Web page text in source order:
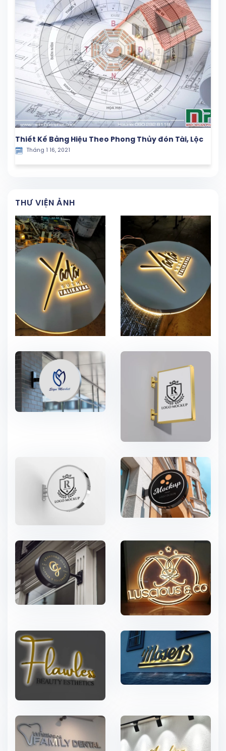
Thiết Kế Bảng Hiệu Theo Phong Thủy đón Tài, Lộc
Tháng 1 16, 2021
THƯ VIỆN ẢNH